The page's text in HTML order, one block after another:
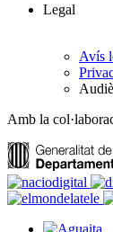
Legal
Avís
Amb la